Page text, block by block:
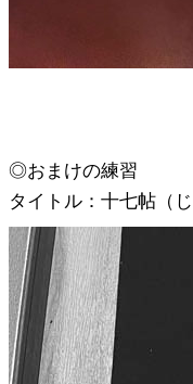
◎おまけの練習
タイトル：十七帖（